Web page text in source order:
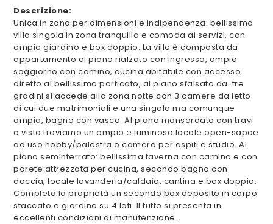
Descrizione:
Unica in zona per dimensioni e indipendenza: bellissima
villa singola in zona tranquilla e comoda ai servizi, con
ampio giardino e box doppio. La villa è composta da
appartamento al piano rialzato con ingresso, ampio
soggiorno con camino, cucina abitabile con accesso
diretto al bellissimo porticato, al piano sfalsato da tre
gradini si accede alla zona notte con 3 camere da letto
di cui due matrimoniali e una singola ma comunque
ampia, bagno con vasca. Al piano mansardato con travi
a vista troviamo un ampio e luminoso locale open-sapce
ad uso hobby/palestra o camera per ospiti e studio. Al
piano seminterrato: bellissima taverna con camino e con
parete attrezzata per cucina, secondo bagno con
doccia, locale lavanderia/caldaia, cantina e box doppio.
Completa la proprietà un secondo box deposito in corpo
staccato e giardino su 4 lati. Il tutto si presenta in
eccellenti condizioni di manutenzione.